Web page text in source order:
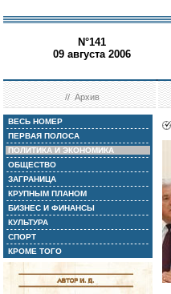
N°141
09 августа 2006
//Архив
ВЕСЬ НОМЕР
ПЕРВАЯ ПОЛОСА
ПОЛИТИКА И ЭКОНОМИКА
ОБЩЕСТВО
ЗАГРАНИЦА
КРУПНЫМ ПЛАНОМ
БИЗНЕС И ФИНАНСЫ
КУЛЬТУРА
СПОРТ
КРОМЕ ТОГО